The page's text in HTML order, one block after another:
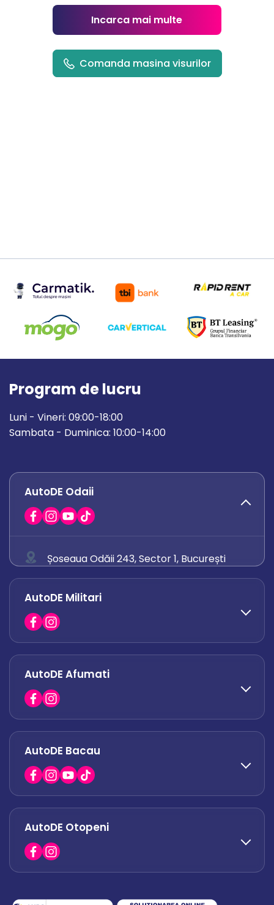
Incarca mai multe
Comanda masina visurilor
Program de lucru
Luni - Vineri: 09:00-18:00
Sambata - Duminica: 10:00-14:00
AutoDE Odaii
Șoseaua Odăii 243, Sector 1, București
0742 444 194
office.odaii@autode.ro
AutoDE Militari
0758 338 428
office.militari@autode.ro
AutoDE Afumati
0751 628 054
AutoDE Bacau
0730 063 852
0730 063 851
AutoDE Otopeni